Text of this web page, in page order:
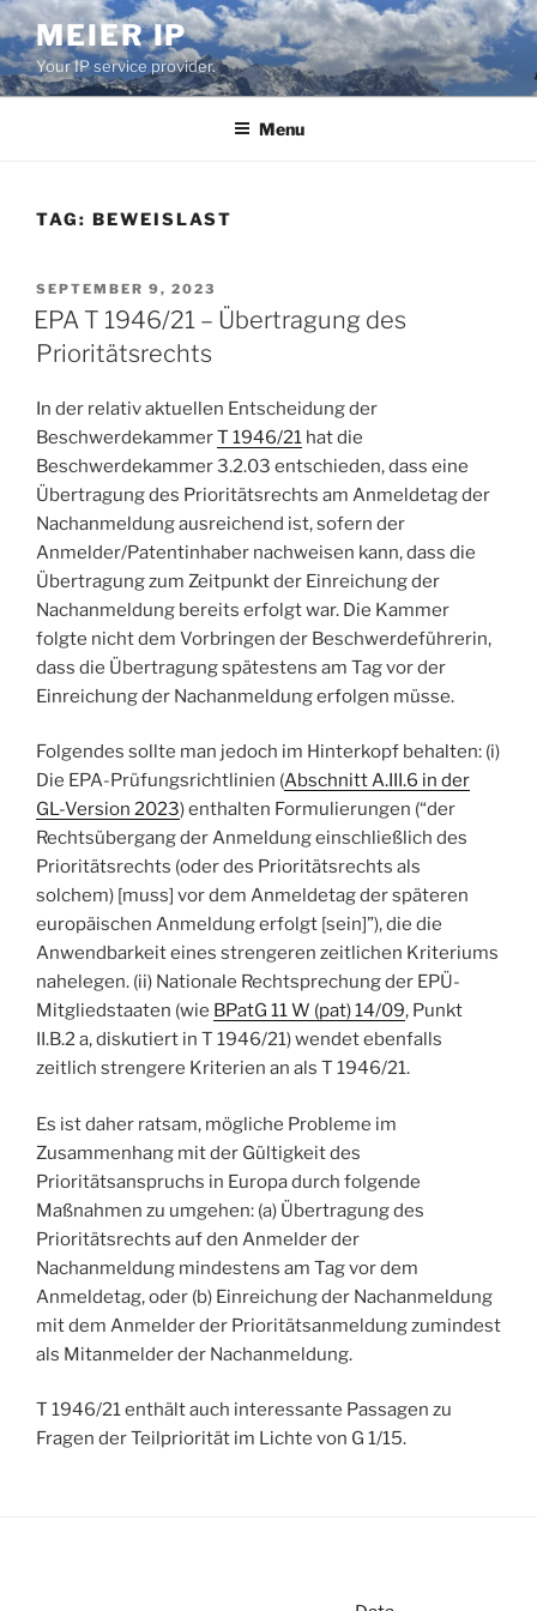
Skip
to
content
MEIER IP
Your IP service provider.
Menu
TAG: BEWEISLAST
POSTED
ON
SEPTEMBER 9, 2023
EPA T 1946/21 – Übertragung des
Prioritätsrechts
In der relativ aktuellen Entscheidung der
BeschwerdekammerT 1946/21 hat die
Beschwerdekammer 3.2.03 entschieden, dass eine
Übertragung des Prioritätsrechts am Anmeldetag der
Nachanmeldung ausreichend ist, sofern der
Anmelder/Patentinhaber nachweisen kann, dass die
Übertragung zum Zeitpunkt der Einreichung der
Nachanmeldung bereits erfolgt war. Die Kammer
folgte nicht dem Vorbringen der Beschwerdeführerin,
dass die Übertragung spätestens am Tag vor der
Einreichung der Nachanmeldung erfolgen müsse.
Folgendes sollte man jedoch im Hinterkopf behalten: (i)
Die EPA-Prüfungsrichtlinien (Abschnitt A.III.6 in der
GL-Version 2023) enthalten Formulierungen (“der
Rechtsübergang der Anmeldung einschließlich des
Prioritätsrechts (oder des Prioritätsrechts als
solchem) [muss] vor dem Anmeldetag der späteren
europäischen Anmeldung erfolgt [sein]”), die die
Anwendbarkeit eines strengeren zeitlichen Kriteriums
nahelegen. (ii) Nationale Rechtsprechung der EPÜ-
Mitgliedstaaten (wie BPatG 11 W (pat) 14/09, Punkt
II.B.2 a, diskutiert in T 1946/21) wendet ebenfalls
zeitlich strengere Kriterien an als T 1946/21.
Es ist daher ratsam, mögliche Probleme im
Zusammenhang mit der Gültigkeit des
Prioritätsanspruchs in Europa durch folgende
Maßnahmen zu umgehen: (a) Übertragung des
Prioritätsrechts auf den Anmelder der
Nachanmeldung mindestens am Tag vor dem
Anmeldetag, oder (b) Einreichung der Nachanmeldung
mit dem Anmelder der Prioritätsanmeldung zumindest
als Mitanmelder der Nachanmeldung.
T 1946/21 enthält auch interessante Passagen zu
Fragen der Teilpriorität im Lichte von G 1/15.